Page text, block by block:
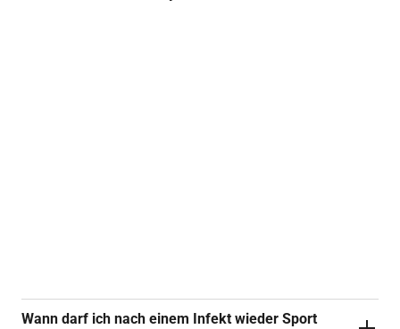
Wann darf ich nach einem Infekt wieder Sport